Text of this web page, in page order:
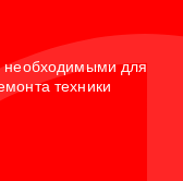
необходимыми для
техники